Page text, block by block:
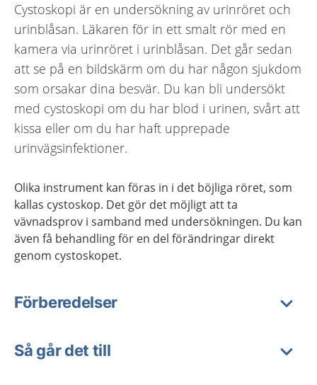
Cystoskopi är en undersökning av urinröret och
urinblåsan. Läkaren för in ett smalt rör med en
kamera via urinröret i urinblåsan. Det går sedan
att se på en bildskärm om du har någon sjukdom
som orsakar dina besvär. Du kan bli undersökt
med cystoskopi om du har blod i urinen, svårt att
kissa eller om du har haft upprepade
urinvägsinfektioner.
Olika instrument kan föras in i det böjliga röret, som
kallas cystoskop. Det gör det möjligt att ta
vävnadsprov i samband med undersökningen. Du kan
även få behandling för en del förändringar direkt
genom cystoskopet.
Förberedelser
Så går det till